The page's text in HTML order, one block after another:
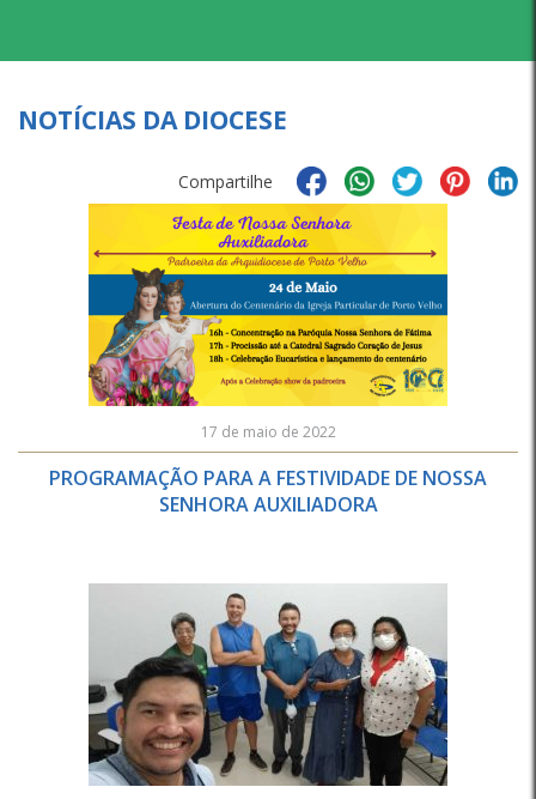
NOTÍCIAS DA DIOCESE
Compartilhe
17 de maio de 2022
PROGRAMAÇÃO PARA A FESTIVIDADE DE NOSSA
SENHORA AUXILIADORA